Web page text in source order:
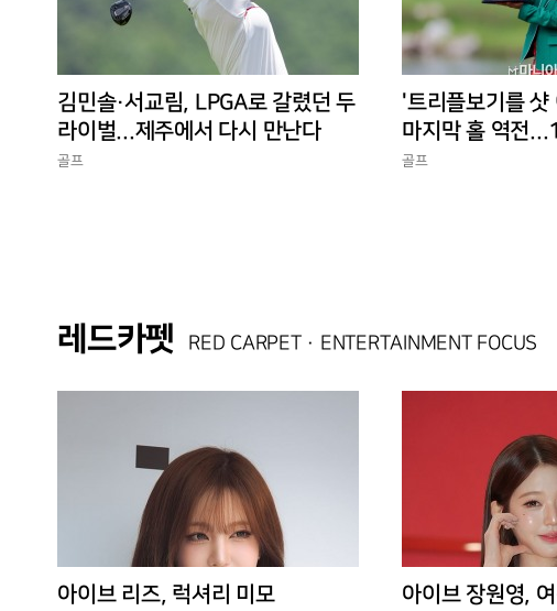
김민솔·서교림, LPGA로 갈렸던 두
라이벌...제주에서 다시 만난다
골프
'트리플보기를 샷
마지막 홀 역전
10승 완성
골프
레드카펫 RED CARPET · ENTERTAINMENT FOCUS
아이브 리즈, 럭셔리 미모 아이브 장원영,